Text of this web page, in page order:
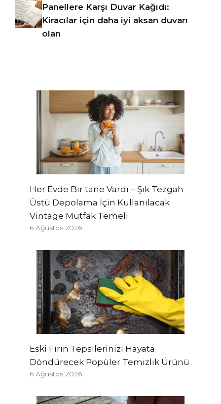
Panellere Karşı Duvar Kağıdı:
Kiracılar için daha iyi aksan duvarı
olan
Her Evde Bir tane Vardı – Şık Tezgah
Üstü Depolama İçin Kullanılacak
Vintage Mutfak Temeli
6 Ağustos 2026
Eski Fırın Tepsilerinizi Hayata
Döndürecek Popüler Temizlik Ürünü
6 Ağustos 2026